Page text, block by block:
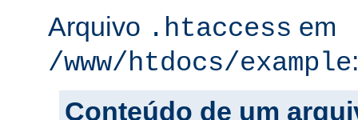
Arquivo .htaccess em
/www/htdocs/example:
Conteúdo de um